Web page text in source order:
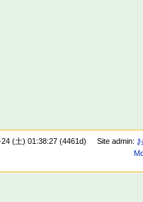
(土) 01:38:27 (4461d) Site admin: